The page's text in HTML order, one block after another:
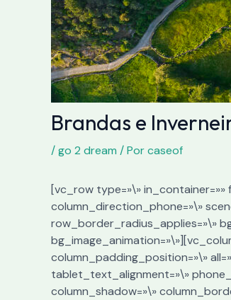
Brandas e
/go 2 dream / Porcaseof
[vc_row type=»\»
column_direction_phone=»\»
row_border_radius_applies=»\»
column_padding_position=»\»
tablet_text_alignment=»\»
column_shadow=»\»